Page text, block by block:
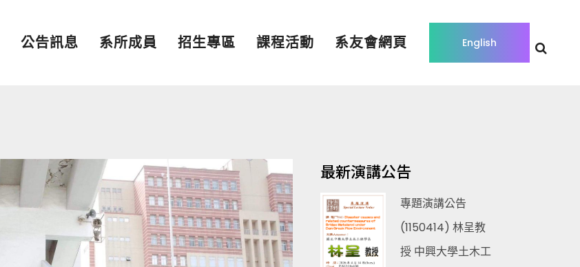
English
公告訊息 系所成員 招生專區 課程活動 系友會網頁
最新演講公告
專題演講公告
(1150414) 林呈教
授 中興大學土木工